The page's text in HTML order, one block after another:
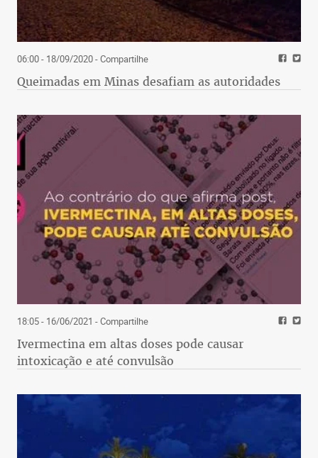
06:00 - 18/09/2020- Compartilhe
Queimadas em Minas desafiam as autoridades
18:05 - 16/06/2021 - Compartilhe
Ivermectina em altas doses pode causar
intoxicação e até convulsão